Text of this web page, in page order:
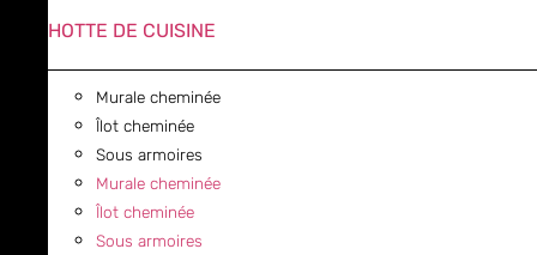
HOTTE DE CUISINE
Murale cheminée
Îlot cheminée
Sous armoires
Murale cheminée
Îlot cheminée
Sous armoires